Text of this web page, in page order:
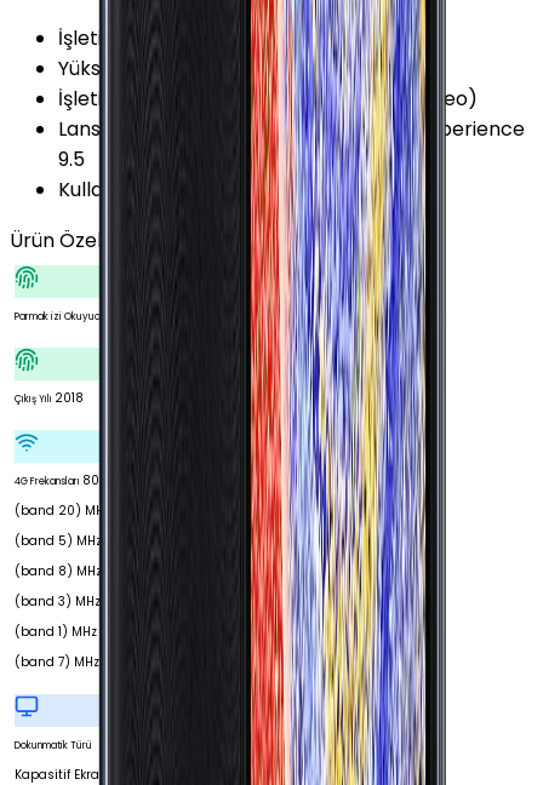
İşletim Sistemi
Android
Yükseltilebilir Versiyon: Android 10 (Q)
İşletim Sistemi Versiyonu:Android 8.1 (Oreo)
Lansman Arayüz Versiyonu:Samsung Experience
9.5
Kullanıcı Arayüzü
Samsung Experience
Ürün Özellikleri
Parmak izi Okuyucu
Çıkış Yılı 2018
4G Frekansları 800
(band 20) MHz 850
(band 5) MHz 900
(band 8) MHz 1800
(band 3) MHz 2100
(band 1) MHz 2600
(band 7) MHz
Dokunmatik Türü
Kapasitif Ekran